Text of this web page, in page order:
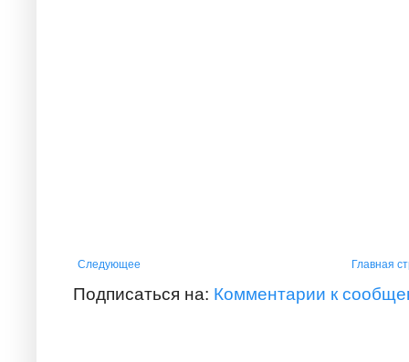
Следующее Главная
Подписаться на: Комментарии к